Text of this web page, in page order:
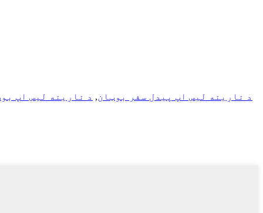
د نارینه لیس اپ پیدل سفر بوټان, د نارینه لیس اپ